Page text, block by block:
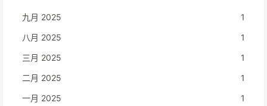
九月 2025
1
八月 2025
1
三月 2025
1
二月 2025
1
一月 2025
1